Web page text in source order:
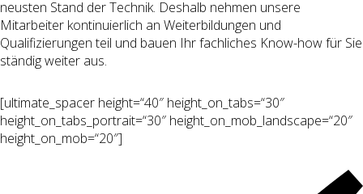
neusten Stand der Technik. Deshalb nehmen unsere
Mitarbeiter kontinuierlich an Weiterbildungen und
Qualifizierungen teil und bauen Ihr fachliches Know-how für Sie
ständig weiter aus.
[ultimate_spacer height=“40″ height_on_tabs=“30″
height_on_tabs_portrait=“30″ height_on_mob_landscape=“20″
height_on_mob=“20″]